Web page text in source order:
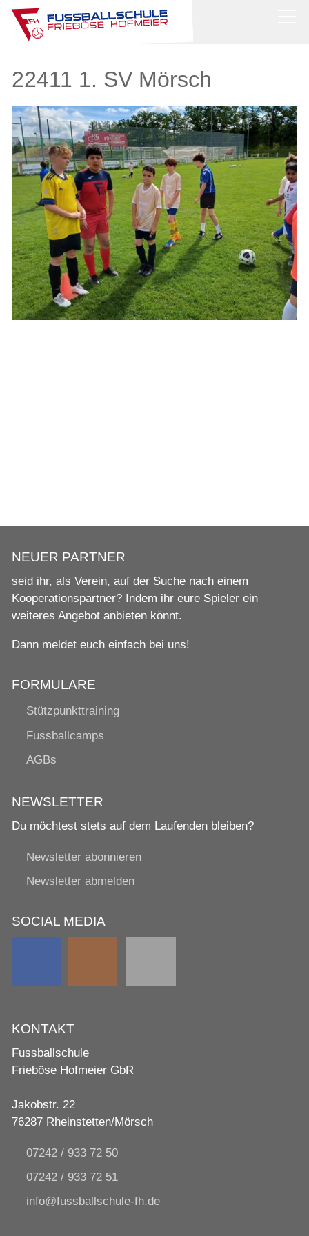
Stützpunkttraining
Camps
Shop
Bilder
Kontakt
22411 1. SV Mörsch
NEUER PARTNER
seid ihr, als Verein, auf der Suche nach einem
Kooperationspartner? Indem ihr eure Spieler ein
weiteres Angebot anbieten könnt.
Dann meldet euch einfach bei uns!
FORMULARE
Stützpunkttraining
Fussballcamps
AGBs
NEWSLETTER
Du möchtest stets auf dem Laufenden bleiben?
Newsletter abonnieren
Newsletter abmelden
SOCIAL MEDIA
KONTAKT
Fussballschule
Frieböse Hofmeier GbR
Jakobstr. 22
76287 Rheinstetten/Mörsch
07242 / 933 72 50
07242 / 933 72 51
nf
f ssb llsch -fh d